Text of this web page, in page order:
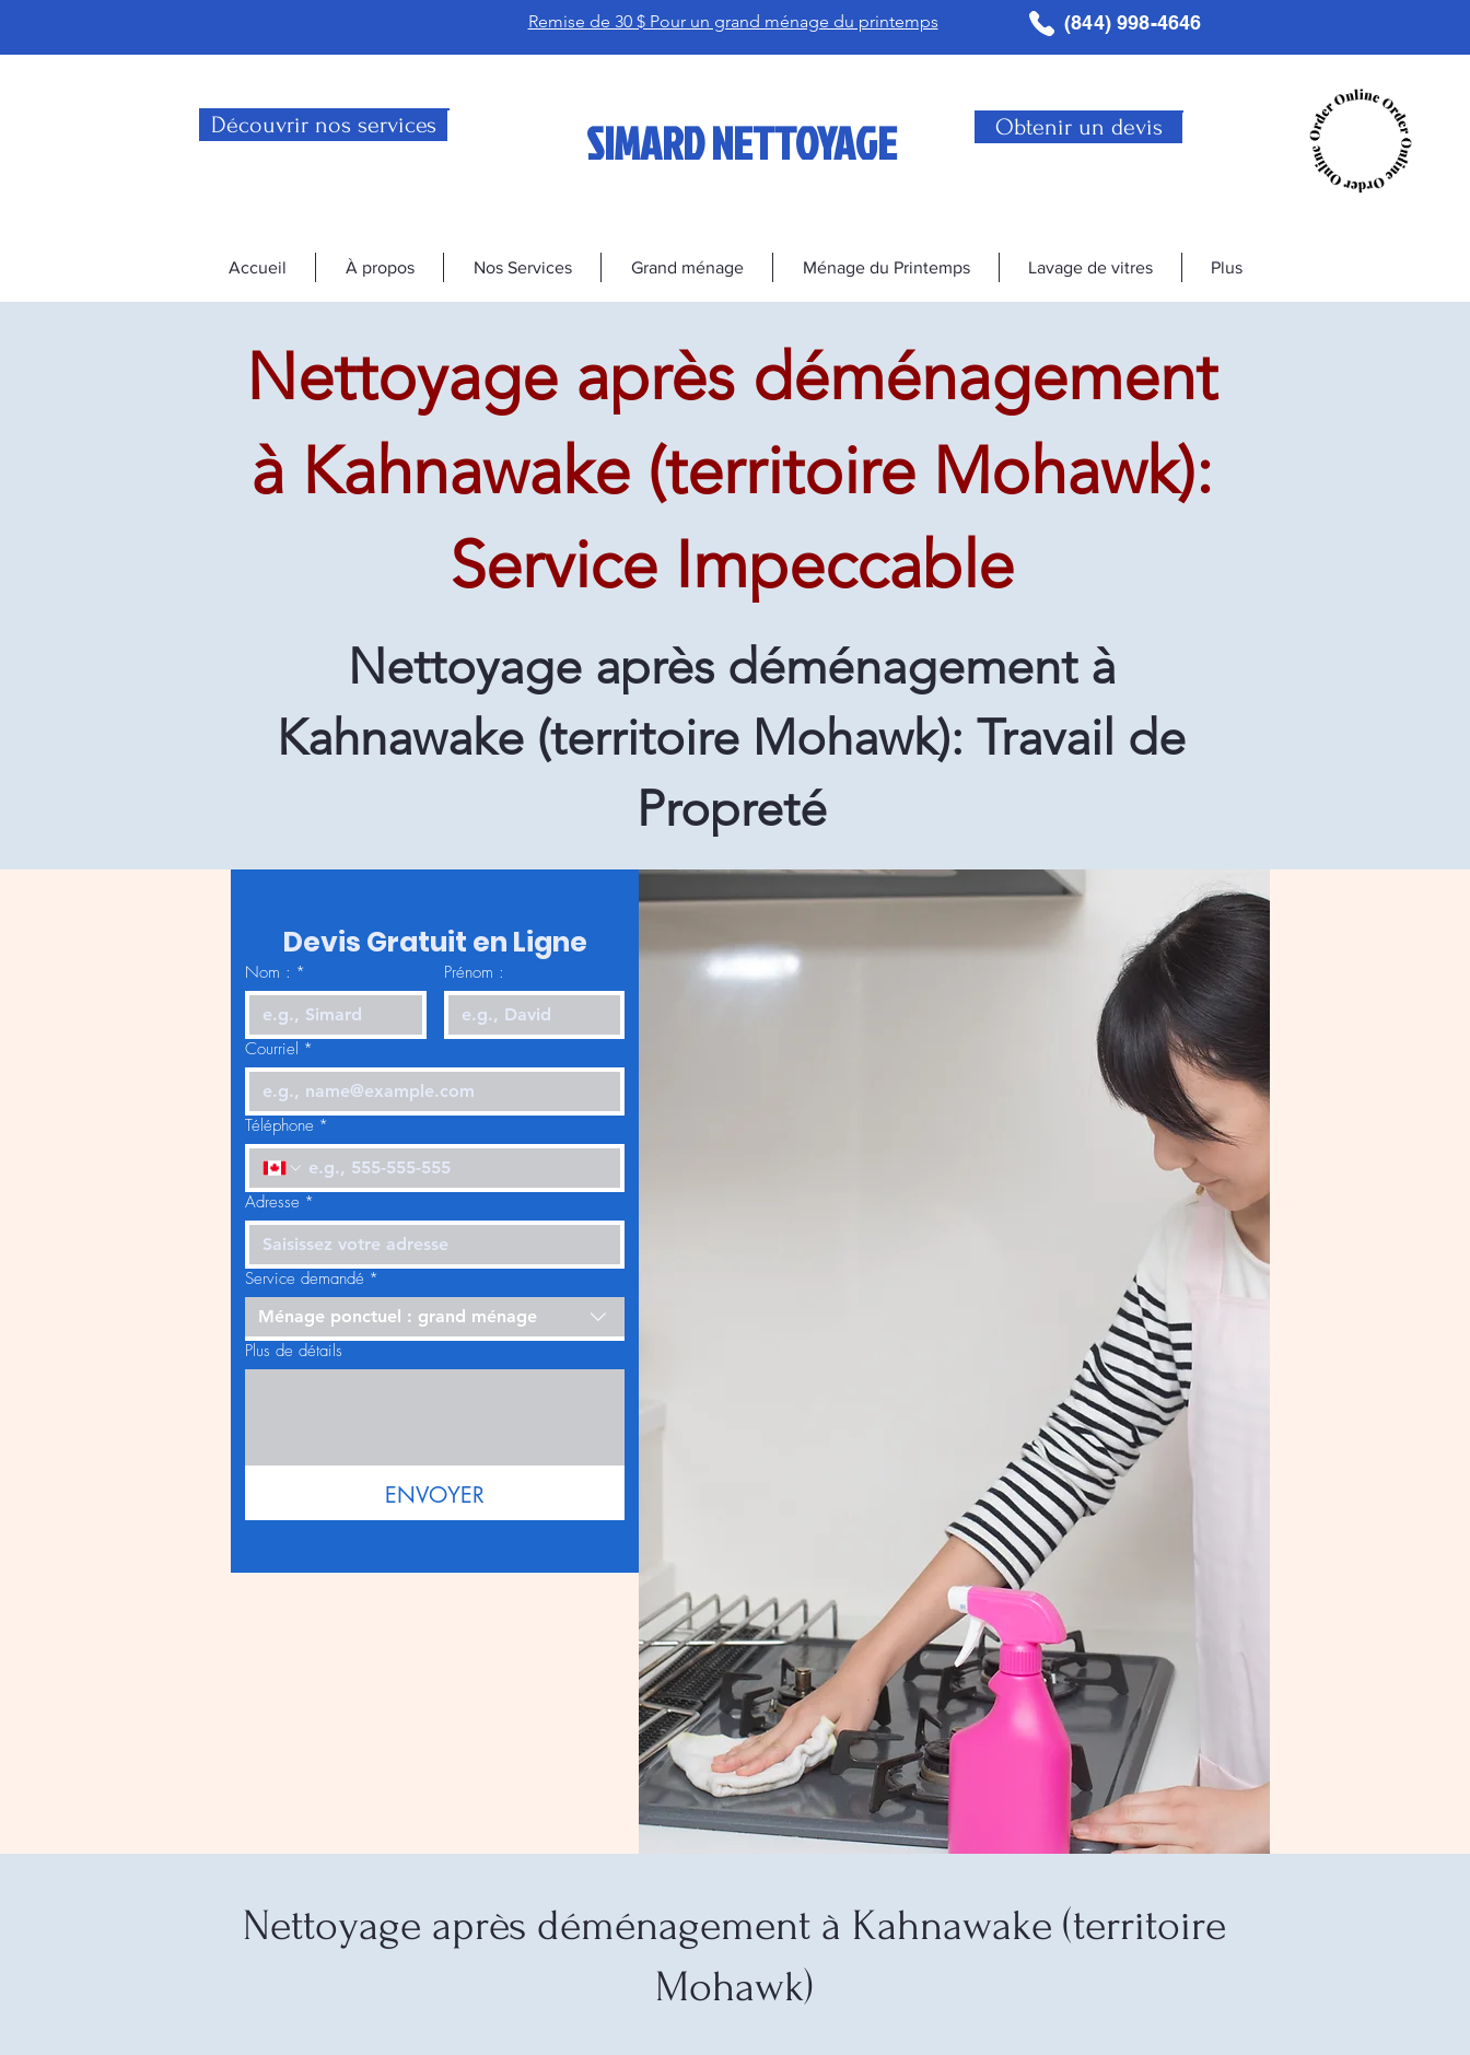
Remise de 30 $ Pour un grand ménage du printemps (844) 998-4646
Découvrir nos services SIMARD NETTOYAGE Obtenir un devis
Accueil À propos Nos Services Grand ménage Ménage du Printemps Lavage de vitres Plus
Nettoyage après déménagement
à Kahnawake (territoire Mohawk):
Service Impeccable
Nettoyage après déménagement à
Kahnawake (territoire Mohawk): Travail de
Propreté
Devis Gratuit en Ligne
Nom : * Prénom :
Courriel *
Téléphone *
Adresse *
Service demandé *
Ménage ponctuel : grand ménage
Plus de détails
ENVOYER
Nettoyage après déménagement à Kahnawake (territoire
Mohawk)